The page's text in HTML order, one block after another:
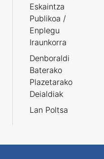
Eskaintza
Publikoa /
Enplegu
Iraunkorra
Denboraldi
Baterako
Plazetarako
Deialdiak
Lan Poltsa